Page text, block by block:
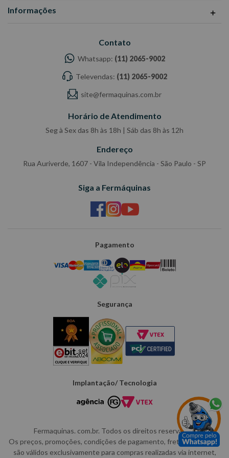
Informações
Contato
Whatsapp: (11) 2065-9002
Televendas: (11) 2065-9002
site@fermaquinas.com.br
Horário de Atendimento
Seg à Sex das 8h às 18h | Sáb das 8h às 12h
Endereço
Rua Auriverde, 1607 - Vila Independência - São Paulo - SP
Siga a Fermáquinas
Pagamento
Segurança
Implantação/ Tecnologia
Fermaquinas. com.br. Todos os direitos reservados.
Os preços, promoções, condições de pagamento, frete e produtos
são válidos exclusivamente para compras realizadas via internet,